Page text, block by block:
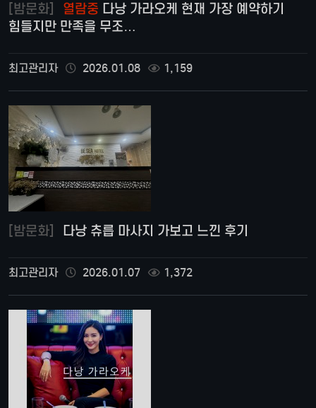
[밤문화] 열람중 다낭 가라오케 현재 가장 예약하기
힘들지만 만족을 무조…
최고관리자 2026.01.08 1,159
[밤문화] 다낭 츄릅 마사지 가보고 느낀 후기
최고관리자 2026.01.07 1,372